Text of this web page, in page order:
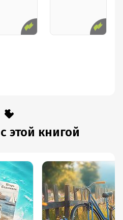
этой книгой